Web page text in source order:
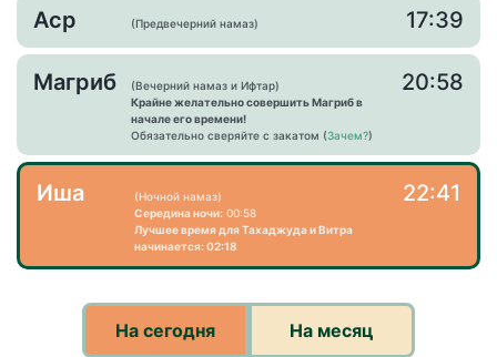
Аср (Предвечерний намаз) 17:39
Магриб
(Вечерний намаз и Ифтар)
Крайне желательно совершить Магриб в
начале его времени!
Обязательно сверяйте с закатом (Зачем?)
20:58
Иша
(Ночной намаз)
Середина ночи: 00:58
Лучшее время для Тахаджуда и Витра
начинается: 02:18
22:41
На сегодня На месяц